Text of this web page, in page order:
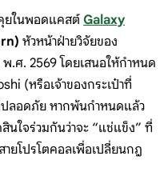
ยในพอดแคสต์ Galaxy
หัวหน้าฝ่ายวิจัยของ
.ศ. 2569 โดยเสนอให้กำหนด
(หรือเจ้าของกระเป๋าที่
ลอดภัย หากพ้นกำหนดแล้ว
นใจร่วมกันว่าจะ “แช่แข็ง” ที่
ยโปรโตคอลเพื่อเปลี่ยนกฎ